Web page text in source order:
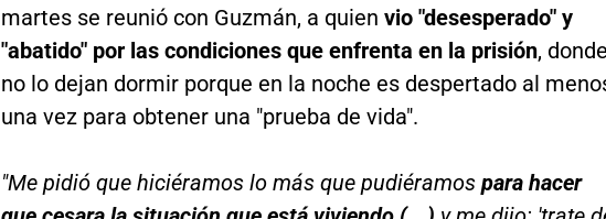
martes se reunió con Guzmán, a quien vio "desesperado" y
"abatido" por las condiciones que enfrenta en la prisión,
no lo dejan dormir porque en la noche es despertado al
una vez para obtener una "prueba de vida".
"Me pidió que hiciéramos lo más que pudiéramospara hacer